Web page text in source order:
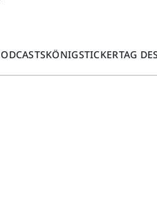
KÖNIGSTICKERTAG